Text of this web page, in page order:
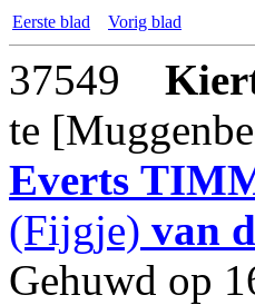
Eerste blad Vorig blad
37549
te
Everts
(Fijgje) van
Gehuwd op